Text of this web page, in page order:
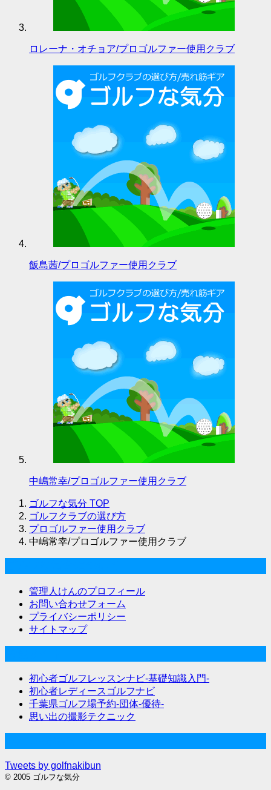
ロレーナ・オチョア/プロゴルファー使用クラブ
飯島茜/プロゴルファー使用クラブ
中嶋常幸/プロゴルファー使用クラブ
ゴルフな気分 TOP
ゴルフクラブの選び方
プロゴルファー使用クラブ
中嶋常幸/プロゴルファー使用クラブ
管理人けんのプロフィール
お問い合わせフォーム
プライバシーポリシー
サイトマップ
初心者ゴルフレッスンナビ-基礎知識入門-
初心者レディースゴルフナビ
千葉県ゴルフ場予約-団体-優待-
思い出の撮影テクニック
Tweets by golfnakibun
© 2005 ゴルフな気分